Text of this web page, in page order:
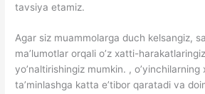
tavsiya etamiz.
Agar siz muammolarga duch kelsangiz,
ma’lumotlar orqali o’z xatti-
yo’naltirishingiz mumkin. , o’yinchilarning
ta’minlashga katta e’tibor qaratadi va